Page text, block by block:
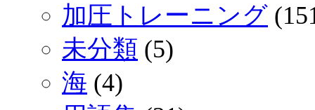
加圧トレーニング
未分類 (5)
海 (4)